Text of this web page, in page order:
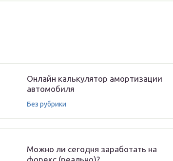
Онлайн калькулятор амортизации
автомобиля
Без рубрики
Можно ли сегодня заработать на
форекс (реально)?